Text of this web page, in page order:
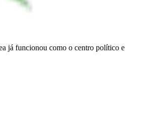
já funcionou como o centro político e